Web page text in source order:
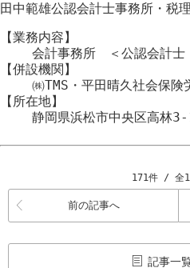
田中範雄公認会計士事務所 ・ 税
【業務内容】
会計事務所 ＜公認会計士
【併設機関】
㈱TMS・平田晴久社会保険
【所在地】
静岡県浜松市中央区高林
171件 / 全
前の記事へ
記事一